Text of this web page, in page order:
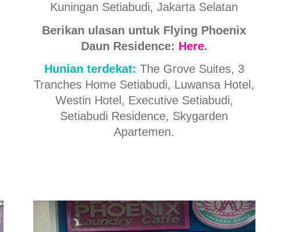
Kuningan Setiabudi, Jakarta Selatan
Berikan ulasan untuk Flying Phoenix
Daun Residence: Here.
Hunian terdekat: The Grove Suites, 3
Tranches Home Setiabudi, Luwansa Hotel,
Westin Hotel, Executive Setiabudi,
Setiabudi Residence, Skygarden
Apartemen.